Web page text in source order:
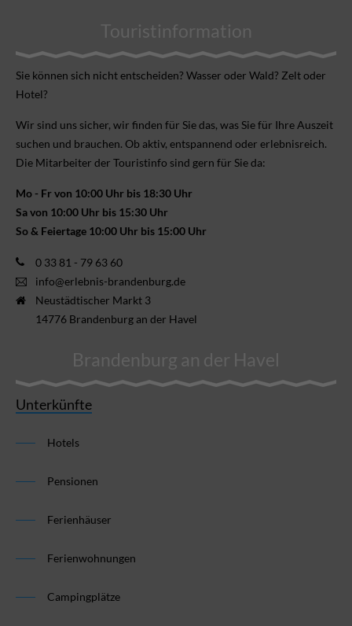
Touristinformation
Sie können sich nicht ent­scheiden? Wasser oder Wald? Zelt oder
Hotel?
Wir sind uns sicher, wir finden für Sie das, was Sie für Ihre Aus­zeit
suchen und brauchen. Ob aktiv, ent­spannend oder erlebnis­reich.
Die Mitarbeiter der Touristinfo sind gern für Sie da:
Mo - Fr von 10:00 Uhr bis 18:30 Uhr
Sa von 10:00 Uhr bis 15:30 Uhr
So & Feiertage 10:00 Uhr bis 15:00 Uhr
0 33 81 - 79 63 60
info@erlebnis-brandenburg.de
Neustädtischer Markt 3
14776 Brandenburg an der Havel
Brandenburg an der Havel
Unterkünfte
Hotels
Pensionen
Ferienhäuser
Ferienwohnungen
Campingplätze